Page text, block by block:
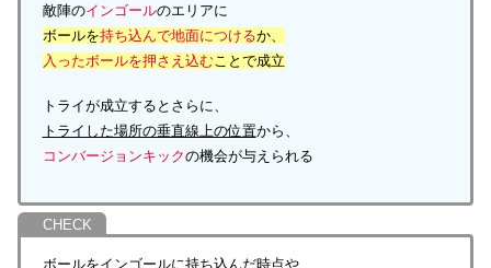
敵陣のインゴールのエリアに
ボールを持ち込んで地面につけるか、
入ったボールを押さえ込むことで成立
トライが成立するとさらに、
トライした場所の垂直線上の位置から、
コンバージョンキックの機会が与えられる
ボールをインゴールに持ち込んだ時点や、